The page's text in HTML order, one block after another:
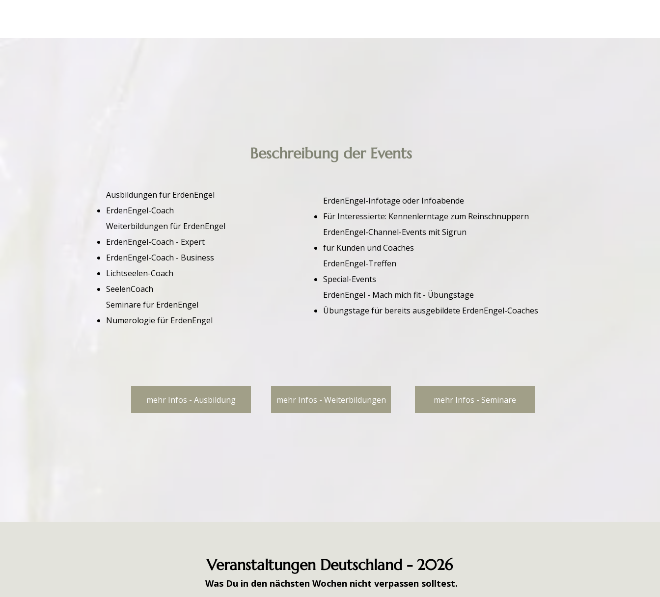
Beschreibung der Events
​Ausbildungen für ErdenEngel
ErdenEngel-Coach​
Weiterbildungen für ErdenEngel
ErdenEngel-Coach - Expert
ErdenEngel-Coach - Business
Lichtseelen-Coach
SeelenCoach
Seminare für ErdenEngel
Numerologie für ErdenEngel​
​ErdenEngel-Infotage oder Infoabende
Für Interessierte: Kennenlerntage zum Reinschnuppern​​
ErdenEngel-Channel-Events mit Sigrun
für Kunden und Coaches
ErdenEngel-Treffen
Special-Events
ErdenEngel - Mach mich fit - Übungstage
Übungstage für bereits ausgebildete ErdenEngel-Coaches
mehr Infos - Ausbildung mehr Infos - Weiterbildungen mehr Infos - Seminare
Veranstaltungen Deutschland - 2026
Was Du in den nächsten Wochen nicht verpassen solltest.